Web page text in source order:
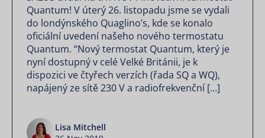
Quantum! V úterý 26. listopadu jsme se vydali
do londýnského Quaglino’s, kde se konalo
oficiální uvedení našeho nového termostatu
Quantum. “Nový termostat Quantum, který je
nyní dostupný v celé Velké Británii, je k
dispozici ve čtyřech verzích (řada SQ a WQ),
napájený ze sítě 230 V a radiofrekvenční […]
Lisa Mitchell